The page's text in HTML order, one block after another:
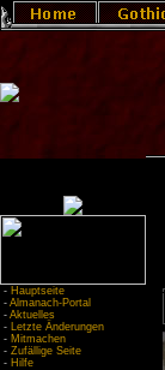
- Hauptseite
- Almanach-Portal
- Aktuelles
- Letzte Änderungen
- Mitmachen
- Zufällige Seite
- Hilfe